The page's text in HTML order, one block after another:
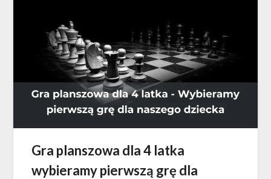
Gra planszowa dla 4 latka
wybieramy pierwszą grę dla